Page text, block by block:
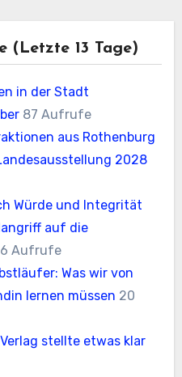
(letzte 13 Tage)
in der Stadt
87 Aufrufe
aus Rothenburg
2028
Würde und Integrität
auf die
Aufrufe
Was wir von
lernen müssen 20
stellte etwas klar